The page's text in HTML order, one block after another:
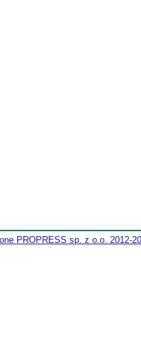
PROPRESS sp. z o.o. 2012-